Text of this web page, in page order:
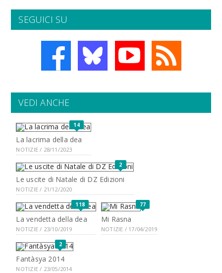
SEGUICI SU
VEDI ANCHE
14
La lacrima della dea
NOTIZIE / 28/11/2023
2
Le uscite di Natale di DZ Edizioni
NOTIZIE / 21/12/2020
118
La vendetta della dea
NOTIZIE / 23/10/2019
77
Mi Rasna
NOTIZIE / 17/04/2019
2
Fantàsya 2014
NOTIZIE / 23/05/2014